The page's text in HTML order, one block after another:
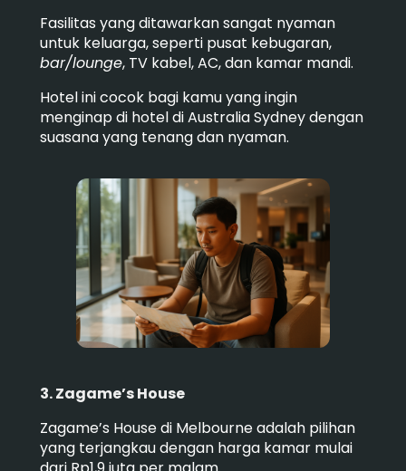
Fasilitas yang ditawarkan sangat nyaman
untuk keluarga, seperti pusat kebugaran,
bar/lounge, TV kabel, AC, dan kamar mandi.
Hotel ini cocok bagi kamu yang ingin
menginap di hotel di Australia Sydney dengan
suasana yang tenang dan nyaman.
3. Zagame’s House
Zagame’s House di Melbourne adalah pilihan
yang terjangkau dengan harga kamar mulai